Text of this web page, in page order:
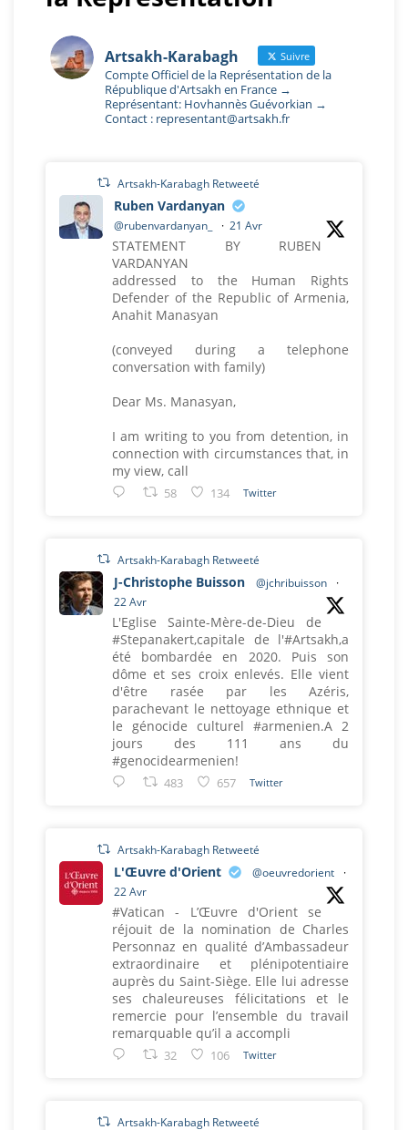
Artsakh-Karabagh Suivre
Compte Officiel de la Représentation de la
République d'Artsakh en France →
Représentant: Hovhannès Guévorkian →
Contact : representant@artsakh.fr
Artsakh-Karabagh Retweeté
Ruben Vardanyan
@rubenvardanyan_ · 21 Avr
STATEMENT BY RUBEN
VARDANYAN
addressed to the Human Rights
Defender of the Republic of Armenia,
Anahit Manasyan
(conveyed during a telephone
conversation with family)
Dear Ms. Manasyan,
I am writing to you from detention, in
connection with circumstances that, in
my view, call
58 134 Twitter
Artsakh-Karabagh Retweeté
J-Christophe Buisson @jchribuisson
·
22 Avr
L'Eglise Sainte-Mère-de-Dieu de
#Stepanakert,capitale de l'#Artsakh,a
été bombardée en 2020. Puis son
dôme et ses croix enlevés. Elle vient
d'être rasée par les Azéris,
parachevant le nettoyage ethnique et
le génocide culturel #armenien.A 2
jours des 111 ans du
#genocidearmenien!
483 657 Twitter
Artsakh-Karabagh Retweeté
L'Œuvre d'Orient @oeuvredorient
·
22 Avr
#Vatican - L’Œuvre d'Orient se
réjouit de la nomination de Charles
Personnaz en qualité d’Ambassadeur
extraordinaire et plénipotentiaire
auprès du Saint-Siège. Elle lui adresse
ses chaleureuses félicitations et le
remercie pour l’ensemble du travail
remarquable qu’il a accompli
32 106 Twitter
Artsakh-Karabagh Retweeté